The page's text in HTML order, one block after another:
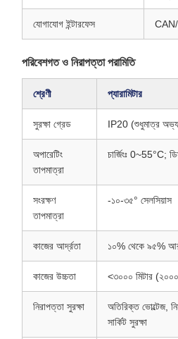
যোগাযোগ ইন্টারফেস CAN/
পরিবেশগত ও নিরাপত্তা পরামিতি
শ্রেণী প্যারামিটার
সুরক্ষা গ্রেড IP20 (শুধুমাত্র
অপারেটিং
তাপমাত্রা
চার্জিংঃ 0~55°C;
সংরক্ষণ
তাপমাত্রা
-১০-৩৫° সেলসিয়াস
কাজের আর্দ্রতা ১০% থেকে ৯৫%
কাজের উচ্চতা <৩০০০ মিটার (২০০০
নিরাপত্তা সুরক্ষা
অতিরিক্ত ভোল্টেজ,
সার্কিট সুরক্ষা